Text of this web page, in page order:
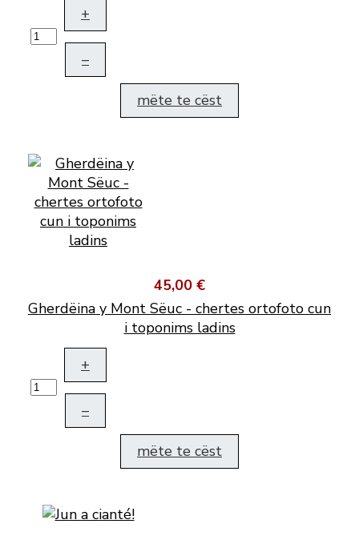
+
–
mëte te cëst
45,00 €
Gherdëina y Mont Sëuc - chertes ortofoto cun
i toponims ladins
+
–
mëte te cëst